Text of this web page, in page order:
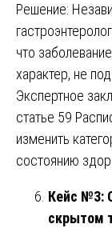
Решение:
что
характер, не
Экспертное
статье 59
изменить
состоянию
Кейс №3:
скрытом